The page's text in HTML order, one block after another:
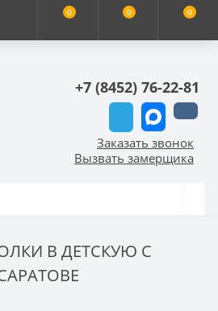
0 0 0
+7 (8452) 76-22-81
Заказать звонок
Вызвать замерщика
В ДЕТСКУЮ С